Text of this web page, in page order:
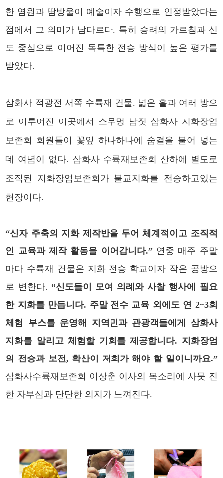
한 염원과 땀방울이 예술이자 수행으로 인정받았다는
점에서 그 의미가 남다르다. 특히 승려의 가르침과 신
도 중심으로 이어진 독특한 전승 방식이 높은 평가를
받았다.
삼화사 적광전 서쪽 수륙재 건물. 넓은 홀과 여러 방으
로 이루어진 이곳에서 스무명 남짓 삼화사 지화장엄
보존회 회원들이 꽃잎 하나하나에 숨결을 불어 넣는
데 여념이 없다. 삼화사 수륙재보존회 산하에 별도로
조직된 지화장엄보존회가 불교지화를 전승하고있는
현장이다.
“신자 주축의 지화 제작반을 두어 체계적이고 조직적
인 교육과 제작 활동을 이어갑니다.” 연중 매주 주말
마다 수륙재 건물은 지화 전승 학교이자 작은 공방으
로 변한다. “신도들이 모여 의례와 사찰 행사에 필요
한 지화를 만듭니다. 주말 전수 교육 외에도 연 2~3회
체험 부스를 운영해 지역민과 관광객들에게 삼화사
지화를 알리고 체험할 기회를 제공합니다. 지화장엄
의 전승과 보전, 확산이 저희가 해야 할 일이니까요.”
삼화사수륙재보존회 이상춘 이사의 목소리에 사뭇 진
한 자부심과 단단한 의지가 느껴진다.